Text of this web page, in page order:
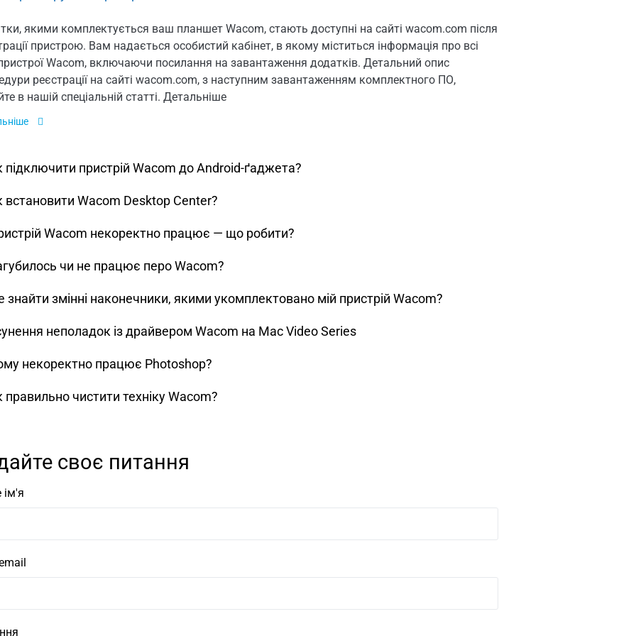
якими комплектується ваш планшет Wacom, стають доступні на сайті wacom.com після
пристрою. Вам надається особистий кабінет, в якому міститься інформація про всі
Wacom, включаючи посилання на завантаження додатків. Детальний опис
реєстрації на сайті wacom.com, з наступним завантаженням комплектного ПО,
в нашій спеціальній статті. Детальніше
підключити пристрій Wacom до Android-ґаджета?
вcтановити Wacom Desktop Center?
Wacom некоректно працює — що робити?
чи не працює перо Wacom?
знайти змінні наконечники, якими укомплектовано мій пристрій Wacom?
неполадок із драйвером Wacom на Mac Video Series
некоректно працює Photoshop?
правильно чистити техніку Wacom?
своє питання